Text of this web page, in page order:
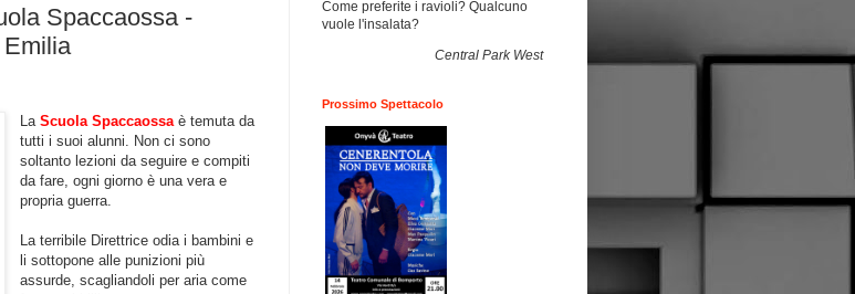
Spaccaossa -
LaScuola Spaccaossa è temuta da
tutti i suoi alunni. Non ci sono
soltanto lezioni da seguire e compiti
da fare, ogni giorno è una vera e
propria guerra.
La terribile Direttrice odia i bambini e
li sottopone alle punizioni più
assurde, scagliandoli per aria come
Come preferite i ravioli? Qualcuno
vuole l'insalata?
Central Park West
Prossimo Spettacolo